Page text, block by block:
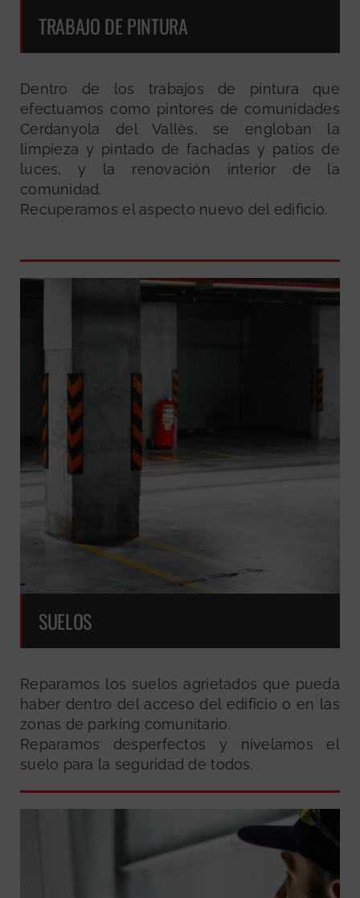
TRABAJO DE PINTURA
Dentro de los trabajos de pintura que
efectuamos como pintores de comunidades
Cerdanyola del Vallès, se engloban la
limpieza y pintado de fachadas y patios de
luces, y la renovación interior de la
comunidad.
Recuperamos el aspecto nuevo del edificio.
SUELOS
Reparamos los suelos agrietados que pueda
haber dentro del acceso del edificio o en las
zonas de parking comunitario.
Reparamos desperfectos y nivelamos el
suelo para la seguridad de todos.